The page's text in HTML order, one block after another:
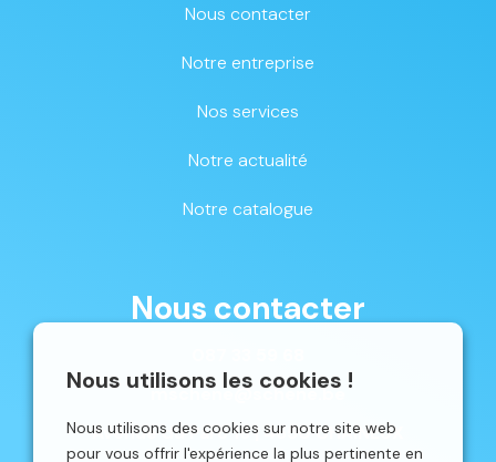
Nous utilisons les cookies !
Nous utilisons des cookies sur notre site web
pour vous offrir l'expérience la plus pertinente en
Nous contacter
Notre entreprise
Nos services
Notre actualité
Notre catalogue
Nous contacter
mschene@schene.be
Avenue du Parc 16 | 4650 CHAINEUX